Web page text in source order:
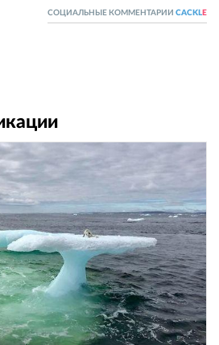
СОЦИАЛЬНЫЕ КОММЕНТАРИИ CACKL E